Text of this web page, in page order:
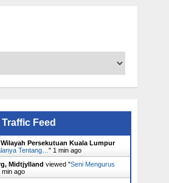
Traffic Feed
Persekutuan Kuala Lumpur
Tentang… " 1 min ago
Midtjylland viewed "Seni Mengurus
min ago